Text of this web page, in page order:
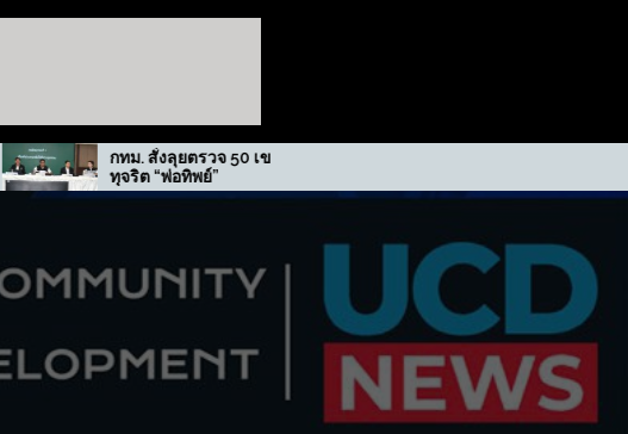
กทม. สั่งลุยตรวจ 50 เขต สกัดปม
ทุจริต “พ่อทิพย์”